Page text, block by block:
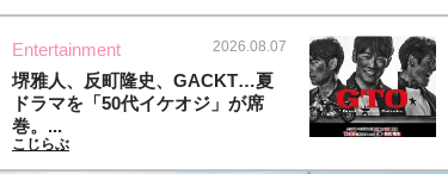
Entertainment 2026.08.07
堺雅人、反町隆史、GACKT…夏
ドラマを「50代イケオジ」が席
巻。...
こじらぶ